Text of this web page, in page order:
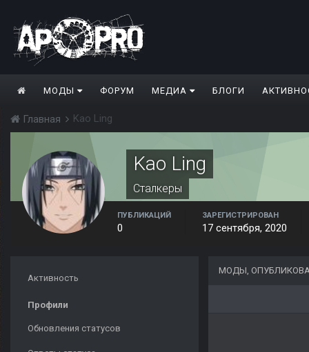
МОДЫ ФОРУМ МЕДИА БЛОГИ
Главная Kao Ling
Kao Ling
Сталкеры
ПУБЛИКАЦИЙ
0
ЗАРЕГИСТРИРОВАН
17 сентября, 2020
Активность
Профили
Обновления статусов
МОДЫ,